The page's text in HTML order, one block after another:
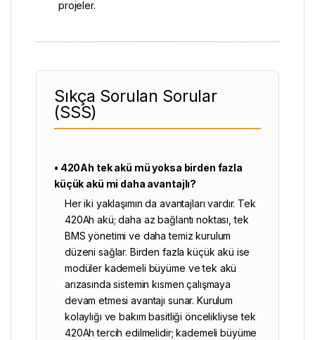
projeler.
Sıkça Sorulan Sorular
(SSS)
• 420Ah tek akü mü yoksa birden fazla
küçük akü mi daha avantajlı?
Her iki yaklaşımın da avantajları vardır. Tek
420Ah akü; daha az bağlantı noktası, tek
BMS yönetimi ve daha temiz kurulum
düzeni sağlar. Birden fazla küçük akü ise
modüler kademeli büyüme ve tek akü
arızasında sistemin kısmen çalışmaya
devam etmesi avantajı sunar. Kurulum
kolaylığı ve bakım basitliği öncelikliyse tek
420Ah tercih edilmelidir; kademeli büyüme